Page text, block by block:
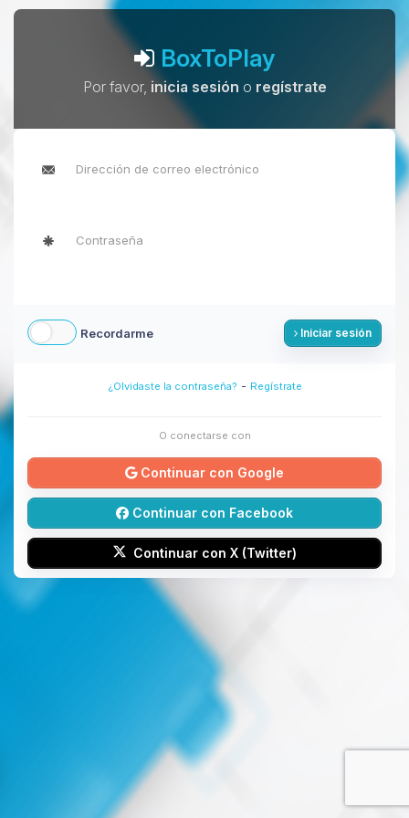
BoxToPlay
Por favor, inicia sesión o regístrate
Recordarme Iniciar sesión
¿Olvidaste la contraseña? - Regístrate
O conectarse con
Continuar con Google
Continuar con Facebook
Continuar con X (Twitter)